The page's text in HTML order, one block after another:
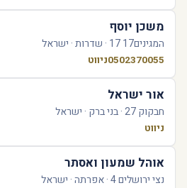
משכן יוסף
המגינים17 17 · שדרות · ישראל
0502370055ניווט
אור ישראל
חבקוק 27 · בני ברק · ישראל
ניווט
אוהל שמעון ואסתר
נצי ירושלים 4 · אפרתה · ישראל